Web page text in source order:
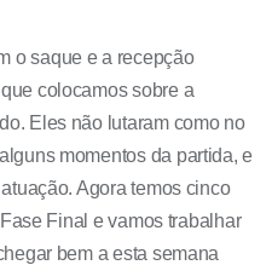
o saque e a recepção
colocamos sobre a
Eles não lutaram como no
momentos da partida, e
Agora temos cinco
Final e vamos trabalhar
bem a esta semana